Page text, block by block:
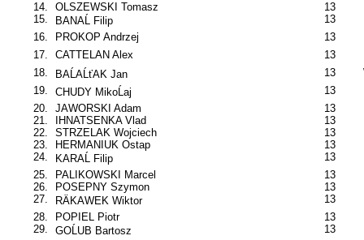
14.
OLSZEWSKI Tomasz 13
15.
BANAĹ Filip 13
16.
PROKOP Andrzej 13
17.
CATTELAN Alex 13
18.
BAĹAĹťAK Jan 13
19.
CHUDY MikoĹaj 13
20.
JAWORSKI Adam 13
21.
IHNATSENKA Vlad 13
22.
STRZELAK Wojciech 13
23.
HERMANIUK Ostap 13
24.
KARAĹ Filip 13
25.
PALIKOWSKI Marcel 13
26.
POSEPNY Szymon 13
27.
RÄKAWEK Wiktor 13
28.
POPIEL Piotr 13
29.
GOĹUB Bartosz 13